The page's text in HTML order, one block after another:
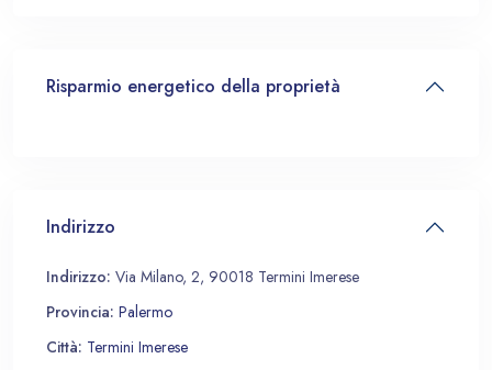
Risparmio energetico della proprietà
Indirizzo
Indirizzo: Via Milano, 2, 90018 Termini Imerese
Provincia: Palermo
Città: Termini Imerese